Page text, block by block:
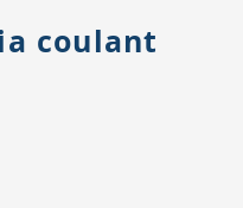
coulant